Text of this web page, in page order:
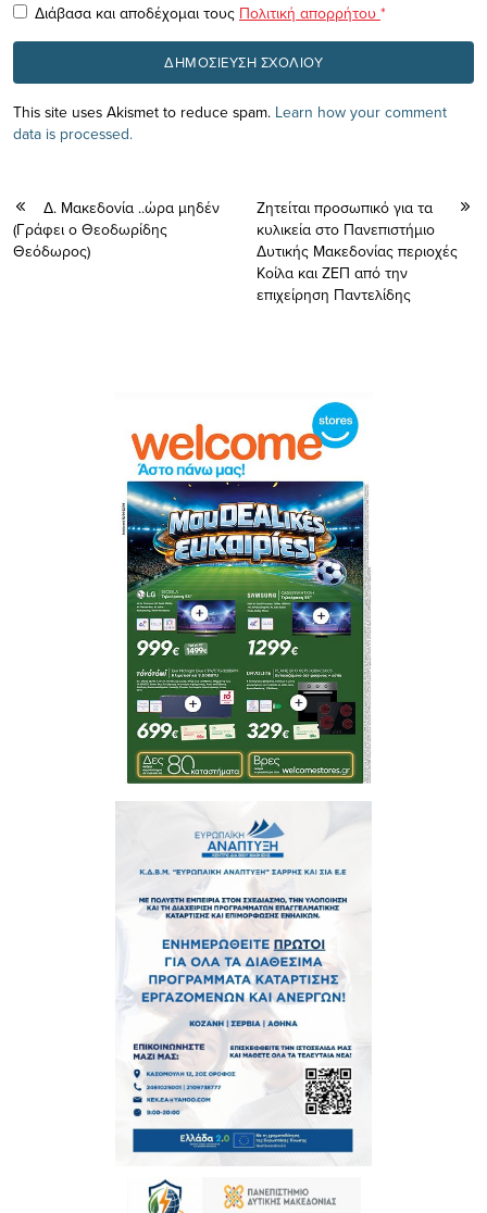
Διάβασα και αποδέχομαι τους Πολιτική απορρήτου *
This site uses Akismet to reduce spam. Learn how your comment
data is processed.
Δ. Μακεδονία ..ώρα μηδέν
(Γράφει ο Θεοδωρίδης
Θεόδωρος)
Ζητείται προσωπικό για τα
κυλικεία στο Πανεπιστήμιο
Δυτικής Μακεδονίας περιοχές
Κοίλα και ΖΕΠ από την
επιχείρηση Παντελίδης